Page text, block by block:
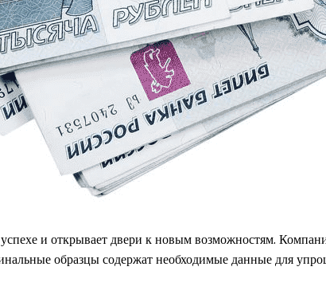
и открывает двери к новым возможностям.
образцы содержат необходимые данные для